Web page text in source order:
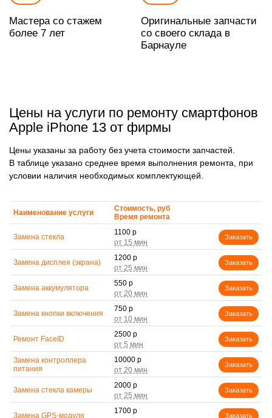
Мастера со стажем
более 7 лет
Оригинальные запчасти
со своего склада в
Барнауле
Цены на услуги по ремонту смартфонов
Apple iPhone 13 от фирмы
Цены указаны за работу без учета стоимости запчастей.
В таблице указано среднее время выполнения ремонта, при
условии наличия необходимых комплектующей.
Наименование услуги
Стоимость, руб
Время ремонта
Замена стекла
1100 р
Заказать
Замена дисплея (экрана)
1200 р
Заказать
Замена аккумулятора
550 р
Заказать
Замена кнопки включения
750 р
Заказать
Ремонт FaceID
2500 р
Заказать
Замена контроллера
питания
10000 р
Заказать
Замена стекла камеры
2000 р
Заказать
Замена GPS-модуля
1700 р
Заказать